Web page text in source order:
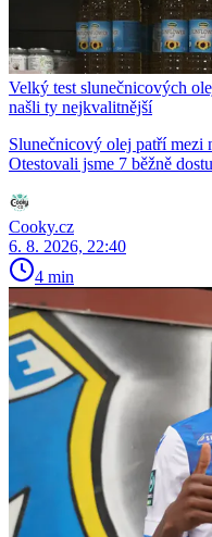
Velký test slunečnicových
našli ty nejkvalitnější
Slunečnicový olej patří mezi
Otestovali jsme 7 běžně
Cooky.cz
6. 8. 2026, 22:40
4 min